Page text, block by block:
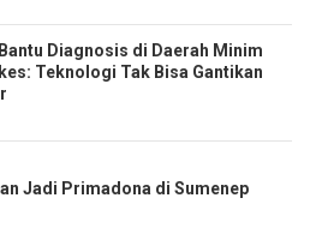
Bantu Diagnosis di Daerah Minim
Teknologi Tak Bisa Gantikan
Jadi Primadona di Sumenep